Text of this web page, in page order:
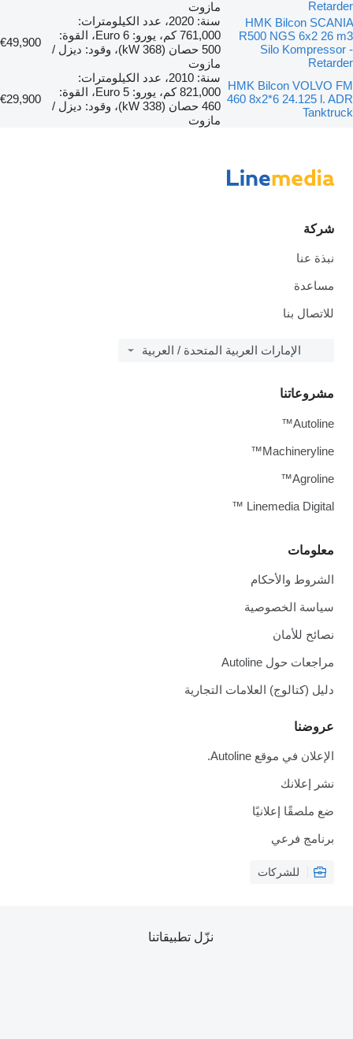
Retarder
مازوت
HMK Bilcon SCANIA
R500 NGS 6x2 26 m3
Silo Kompressor -
Retarder
سنة: 2020، عدد الكيلومترات:
761,000 كم، يورو: Euro 6، القوة:
500 حصان (368 kW)، وقود: ديزل /
مازوت
€49,900
HMK Bilcon VOLVO FM
460 8x2*6 24.125 l. ADR
Tanktruck
سنة: 2010، عدد الكيلومترات:
821,000 كم، يورو: Euro 5، القوة:
460 حصان (338 kW)، وقود: ديزل /
مازوت
€29,900
شركة
نبذة عنا
مساعدة
للاتصال بنا
الإمارات العربية المتحدة / العربية
معلومات
الشروط والأحكام
سياسة الخصوصية
نصائح للأمان
مراجعات حول Autoline
دليل (كتالوج) العلامات التجارية
عروضنا
الإعلان في موقع Autoline.
نشر إعلانك
ضع ملصقًا إعلانيًا
برنامج فرعي
للشركات
مشروعاتنا
Autoline™
Machineryline™
Agroline™
Linemedia Digital ™
نزّل تطبيقاتنا